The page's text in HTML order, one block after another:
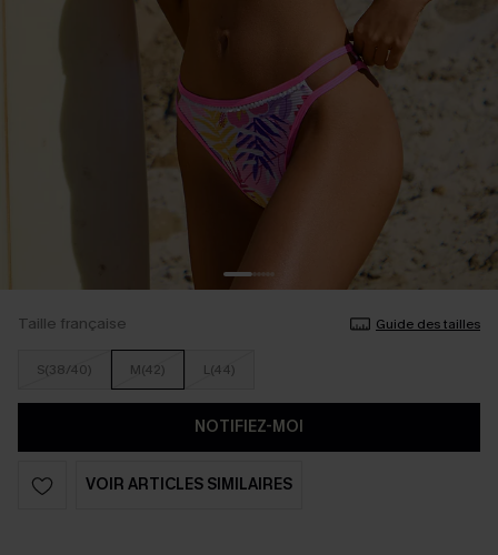
Taille française Guide des tailles
S(38/40) M(42) L(44)
NOTIFIEZ-MOI
VOIR ARTICLES SIMILAIRES